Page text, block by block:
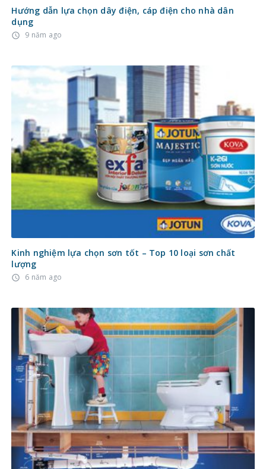
Hướng dẫn lựa chọn dây điện, cáp điện cho nhà dân
dụng
access_time 9 năm ago
Kinh nghiệm lựa chọn sơn tốt – Top 10 loại sơn chất
lượng
access_time 6 năm ago